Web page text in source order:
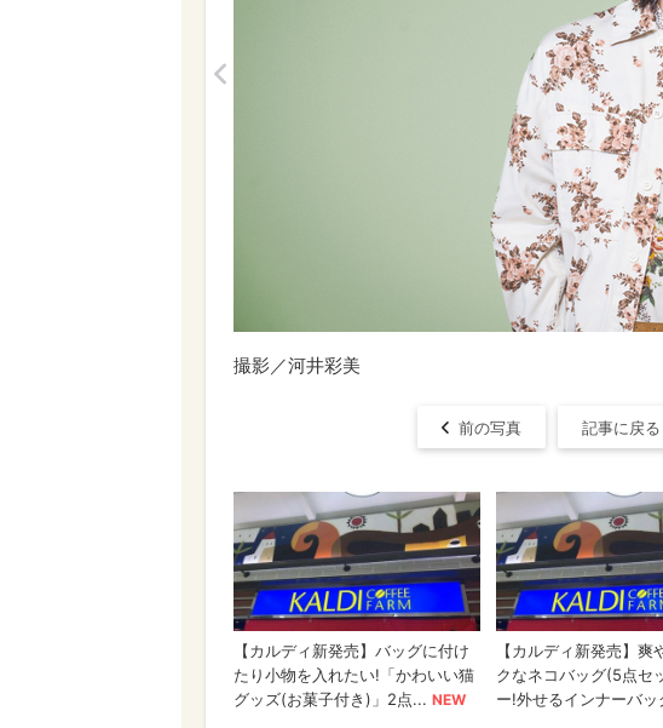
撮影／河井彩美
前の写真 記事に戻る